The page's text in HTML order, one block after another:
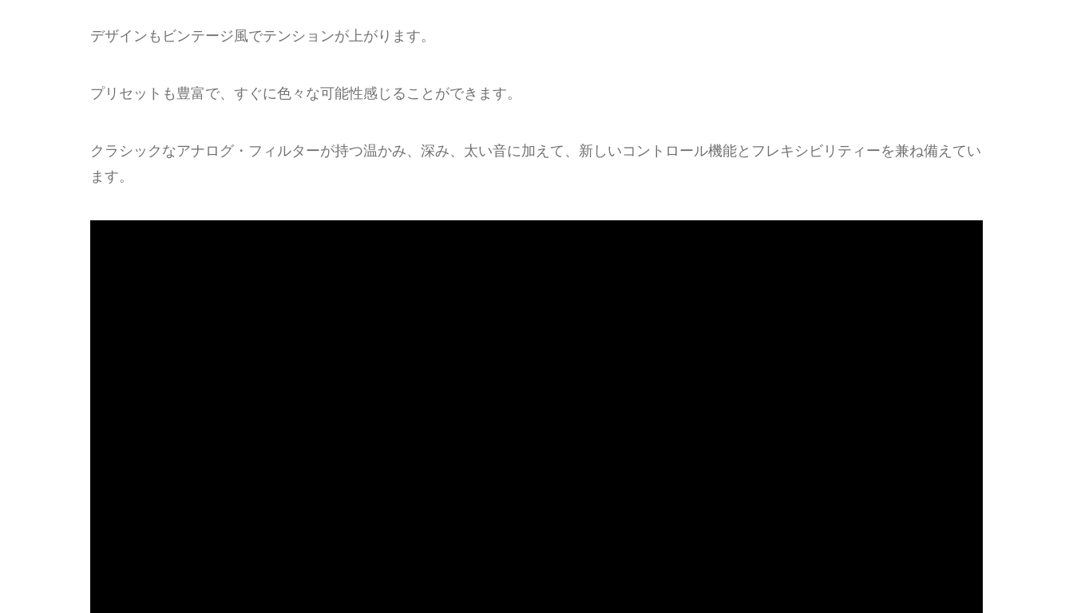
デザインもビンテージ風でテンションが上がります。
プリセットも豊富で、すぐに色々な可能性感じることができます。
クラシックなアナログ・フィルターが持つ温かみ、深み、太い音に加えて、新しいコントロール機能とフレキシビリティーを兼ね備えてい
ます。